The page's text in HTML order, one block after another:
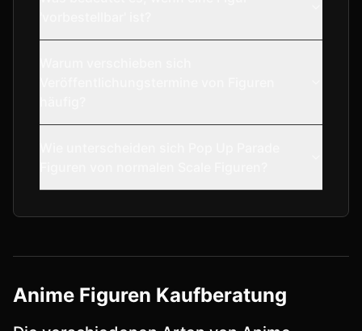
Anime Figuren Kaufberatung